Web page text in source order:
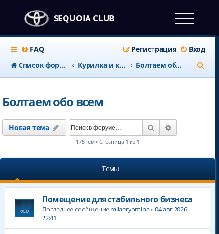
SEQUOIA CLUB
FAQ Вход
Регистрация
Список форумов
Курилка и клубные дела Болтаем обо всем
о
Болтаем обо всем
Новая тема Поиск
175 тем • Страница 1 из 1
Темы
Помещение для стабильного бизнеса
Последнее сообщение milaeryomina«04 авг 2026
22:41